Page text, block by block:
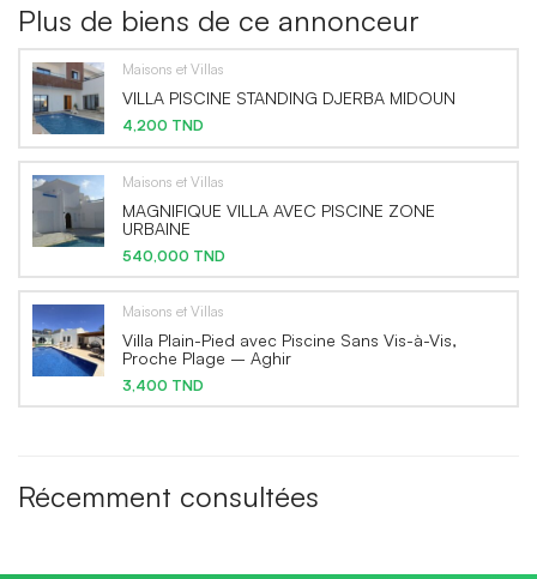
Plus de biens de ce annonceur
Maisons et Villas
VILLA PISCINE STANDING DJERBA MIDOUN
4,200 TND
Maisons et Villas
MAGNIFIQUE VILLA AVEC PISCINE ZONE
URBAINE
540,000 TND
Maisons et Villas
Villa Plain-Pied avec Piscine Sans Vis-à-Vis,
Proche Plage – Aghir
3,400 TND
Récemment consultées